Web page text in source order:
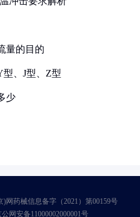
量的目的
、J型、Z型
少
网药械信息备字（2021）第00159号
公网安备11000002000001号